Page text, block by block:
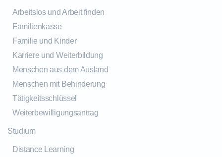
Arbeitslos und Arbeit finden
Familienkasse
Familie und Kinder
Karriere und Weiterbildung
Menschen aus dem Ausland
Menschen mit Behinderung
Tätigkeitsschlüssel
Weiterbewilligungsantrag
Studium
Distance Learning